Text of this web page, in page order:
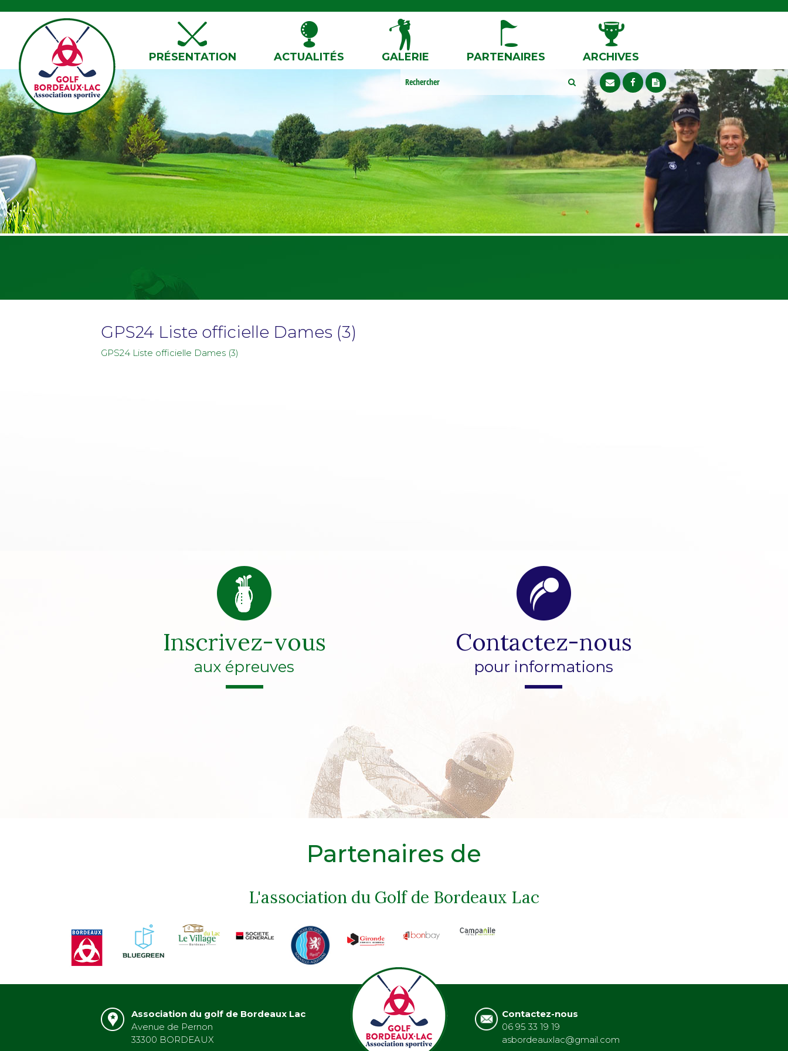
PRÉSENTATION ACTUALITÉS GALERIE PARTENAIRES ARCHIVES
GPS24 Liste officielle Dames (3)
GPS24 Liste officielle Dames (3)
Inscrivez-vous
aux épreuves
Contactez-nous
pour informations
Partenaires de
L'association du Golf de Bordeaux Lac
Association du golf de Bordeaux Lac
Avenue de Pernon
33300 BORDEAUX
Contactez-nous
06 95 33 19 19
asbordeauxlac@gmail.com